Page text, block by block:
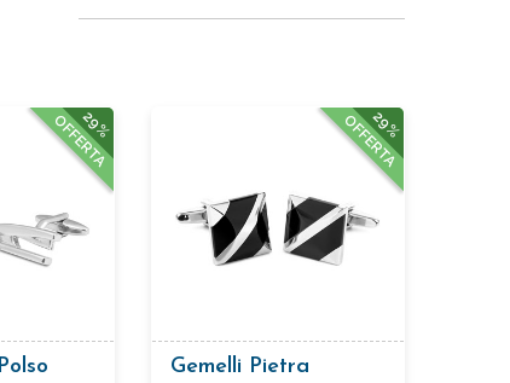
29%
OFFERTA 29%
OFFERTA
Gemelli Pietra